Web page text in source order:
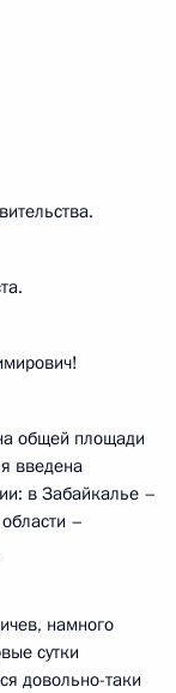
общей площади
введена
в Забайкалье –
–
намного
сутки
довольно-таки